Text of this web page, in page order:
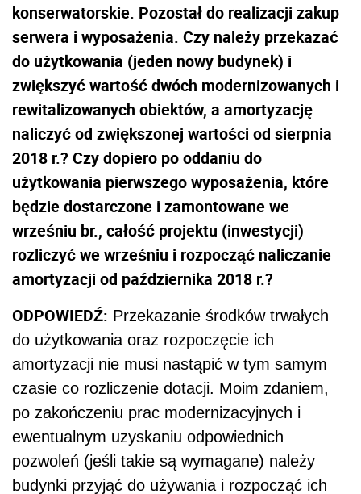
konserwatorskie. Pozostał do realizacji zakup
serwera i wyposażenia. Czy należy przekazać
do użytkowania (jeden nowy budynek) i
zwiększyć wartość dwóch modernizowanych i
rewitalizowanych obiektów, a amortyzację
naliczyć od zwiększonej wartości od sierpnia
2018 r.? Czy dopiero po oddaniu do
użytkowania pierwszego wyposażenia, które
będzie dostarczone i zamontowane we
wrześniu br., całość projektu (inwestycji)
rozliczyć we wrześniu i rozpocząć naliczanie
amortyzacji od października 2018 r.?
ODPOWIEDŹ: Przekazanie środków trwałych
do użytkowania oraz rozpoczęcie ich
amortyzacji nie musi nastąpić w tym samym
czasie co rozliczenie dotacji. Moim zdaniem,
po zakończeniu prac modernizacyjnych i
ewentualnym uzyskaniu odpowiednich
pozwoleń (jeśli takie są wymagane) należy
budynki przyjąć do używania i rozpocząć ich